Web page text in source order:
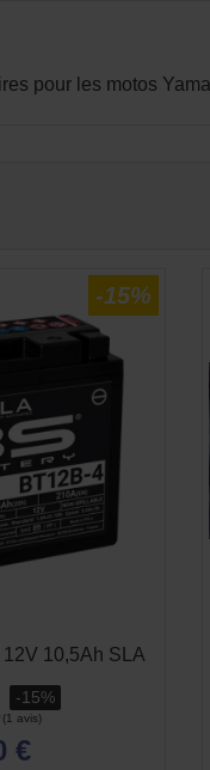
pour les motos
-15%
10,5Ah SLA
-15%
€